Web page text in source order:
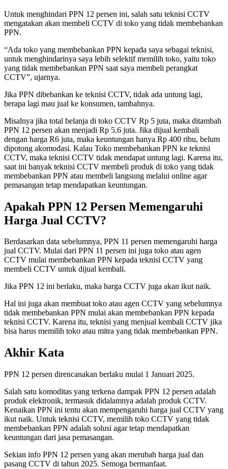
Untuk menghindari PPN 12 persen ini, salah satu teknisi CCTV
mengatakan akan membeli CCTV di toko yang tidak membebankan
PPN.
“Ada toko yang membebankan PPN kepada saya sebagai teknisi,
untuk menghindarinya saya lebih selektif memilih toko, yaitu toko
yang tidak membebankan PPN saat saya membeli perangkat
CCTV”, ujarnya.
Jika PPN dibebankan ke teknisi CCTV, tidak ada untung lagi,
berapa lagi mau jual ke konsumen, tambahnya.
Misalnya jika total belanja di toko CCTV Rp 5 juta, maka ditambah
PPN 12 persen akan menjadi Rp 5.6 juta. Jika dijual kembali
dengan harga R6 juta, maka keuntungan hanya Rp 400 ribu, belum
dipotong akomodasi. Kalau Toko membebankan PPN ke teknisi
CCTV, maka teknisi CCTV tidak mendapat untung lagi. Karena itu,
saat ini banyak teknisi CCTV membeli produk di toko yang tidak
membebankan PPN atau membeli langsung melalui online agar
pemasangan tetap mendapatkan keuntungan.
Apakah PPN 12 Persen Memengaruhi
Harga Jual CCTV?
Berdasarkan data sebelumnya, PPN 11 persen memengaruhi harga
jual CCTV. Mulai dari PPN 11 persen ini juga toko atau agen
CCTV mulai membebankan PPN kepada teknisi CCTV yang
membeli CCTV untuk dijual kembali.
Jika PPN 12 ini berlaku, maka harga CCTV juga akan ikut naik.
Hal ini juga akan membuat toko atau agen CCTV yang sebelumnya
tidak membebankan PPN mulai akan membebankan PPN kepada
teknisi CCTV. Karena itu, teknisi yang menjual kembali CCTV jika
bisa harus memilih toko atau mitra yang tidak membebankan PPN.
Akhir Kata
PPN 12 persen direncanakan berlaku mulai 1 Januari 2025.
Salah satu komoditas yang terkena dampak PPN 12 persen adalah
produk elektronik, termasuk didalamnya adalah produk CCTV.
Kenaikan PPN ini tentu akan mempengaruhi harga jual CCTV yang
ikut naik. Untuk teknisi CCTV, memilih toko CCTV yang tidak
membebankan PPN adalah solusi agar tetap mendapatkan
keuntungan dari jasa pemasangan.
Sekian info PPN 12 persen yang akan merubah harga jual dan
pasang CCTV di tahun 2025. Semoga bermanfaat.